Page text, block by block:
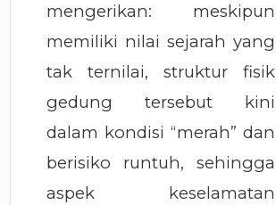
mengerikan: meskipun
memiliki nilai sejarah yang
tak ternilai, struktur fisik
gedung tersebut kini
dalam kondisi “merah” dan
berisiko runtuh, sehingga
aspek keselamatan